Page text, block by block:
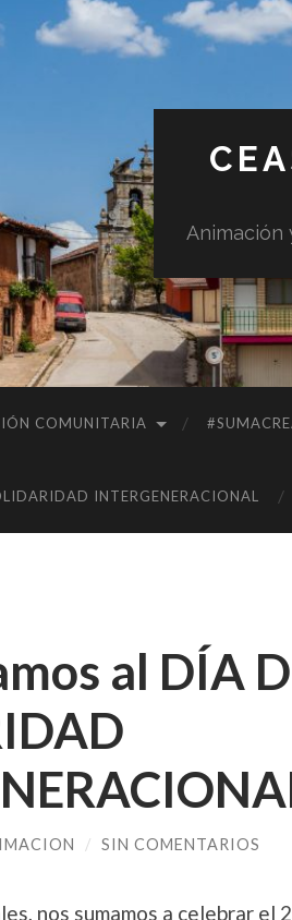
Animación
COMUNITARIA
INTERGENERACIONAL
al DÍA
/ SIN COMENTARIOS
nos sumamos a celebrar el